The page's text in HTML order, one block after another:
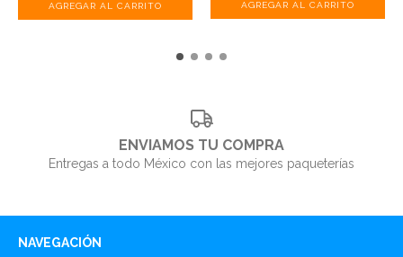
ENVIAMOS TU COMPRA
Entregas a todo México con las mejores paqueterías
NAVEGACIÓN